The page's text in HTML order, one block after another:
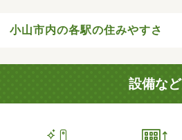
小山市内の各駅の住みやすさ
設備など